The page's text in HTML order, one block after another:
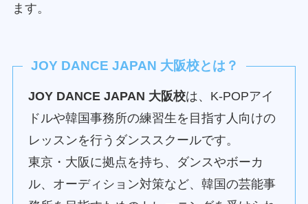
ます。
JOY DANCE JAPAN 大阪校とは？
JOY DANCE JAPAN 大阪校は、K-POPアイ
ドルや韓国事務所の練習生を目指す人向けの
レッスンを行うダンススクールです。
東京・大阪に拠点を持ち、ダンスやボーカ
ル、オーディション対策など、韓国の芸能事